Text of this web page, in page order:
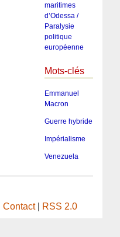
maritimes
d’Odessa /
Paralysie
politique
européenne
Mots-clés
Emmanuel
Macron
Guerre hybride
Impérialisme
Venezuela
|Contact| RSS 2.0